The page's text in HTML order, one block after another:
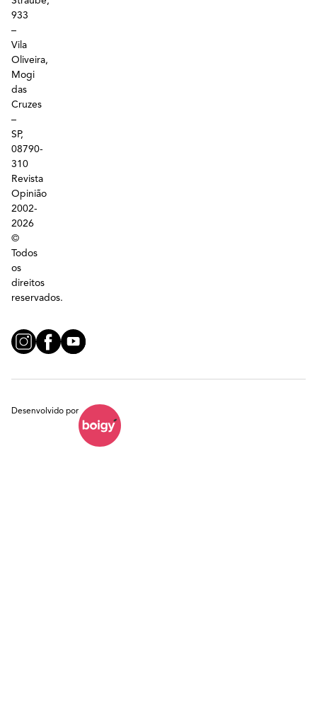
933
–
Vila
Oliveira,
Mogi
das
Cruzes
–
SP,
08790-
310
Revista
Opinião
2002-
2026
©
Todos
os
direitos
reservados.
Desenvolvido por